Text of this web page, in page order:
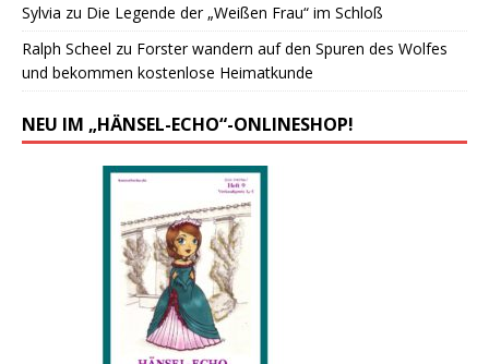
Sylvia zu Die Legende der „Weißen Frau“ im Schloß
Ralph Scheel zu Forster wandern auf den Spuren des Wolfes
und bekommen kostenlose Heimatkunde
NEU IM „HÄNSEL-ECHO“-ONLINESHOP!